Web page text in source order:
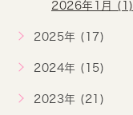
2026年1月 (1)
2025年 (17)
2024年 (15)
2023年 (21)